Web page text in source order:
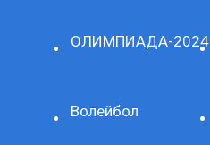
ОЛИМПИАДА-2024
Волейбол